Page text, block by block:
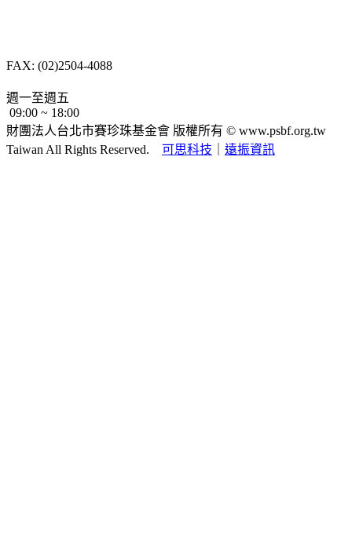
FAX: (02)2504-4088
週一至週五
09:00 ~ 18:00
財團法人台北市賽珍珠基金會 版權所有 © www.psbf.org.tw
Taiwan All Rights Reserved. 可思科技 遠振資訊